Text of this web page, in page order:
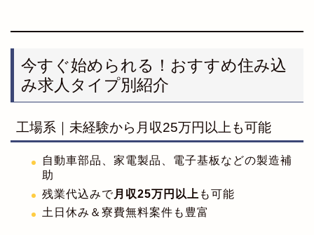
今すぐ始められる！おすすめ住み込
み求人タイプ別紹介
工場系｜未経験から月収25万円以上も可能
自動車部品、家電製品、電子基板などの製造補
助
残業代込みで月収25万円以上 も可能
土日休み＆寮費無料案件も豊富